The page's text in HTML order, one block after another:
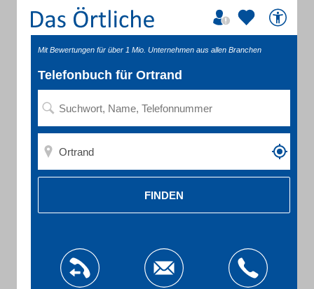
Mit Bewertungen für über 1 Mio. Unternehmen aus allen Branchen
Telefonbuch für Ortrand
FINDEN